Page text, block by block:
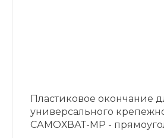
Пластиковое окончание
универсального
САМОХВАТ-МР -